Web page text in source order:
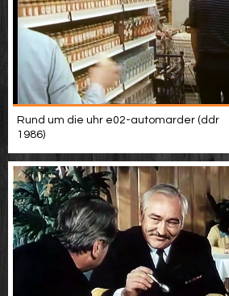
Rund um die uhr e02-automarder (ddr
1986)